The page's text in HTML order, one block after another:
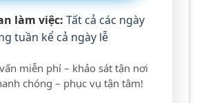
làm việc: Tất cả các ngày
tuần kể cả ngày lễ
miễn phí – khảo sát tận nơi
chóng – phục vụ tận tâm!